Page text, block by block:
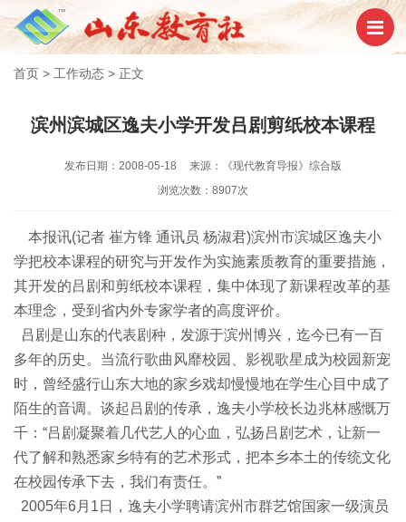
首页 > 工作动态 > 正文
滨州滨城区逸夫小学开发吕剧剪纸校本课程
发布日期：2008-05-18
来源：《现代教育导报》综合版
浏览次数：8907次
本报讯(记者 崔方锋 通讯员 杨淑君)滨州市滨城区逸夫小
学把校本课程的研究与开发作为实施素质教育的重要措施，
其开发的吕剧和剪纸校本课程，集中体现了新课程改革的基
本理念，受到省内外专家学者的高度评价。
吕剧是山东的代表剧种，发源于滨州博兴，迄今已有一百
多年的历史。当流行歌曲风靡校园、影视歌星成为校园新宠
时，曾经盛行山东大地的家乡戏却慢慢地在学生心目中成了
陌生的音调。谈起吕剧的传承，逸夫小学校长边兆林感慨万
千：“吕剧凝聚着几代艺人的心血，弘扬吕剧艺术，让新一
代了解和熟悉家乡特有的艺术形式，把本乡本土的传统文化
在校园传承下去，我们有责任。”
2005年6月1日，逸夫小学聘请滨州市群艺馆国家一级演员